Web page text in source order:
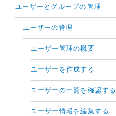
ユーザーとグループの管理
ユーザーの管理
ユーザー管理の概要
ユーザーを作成する
ユーザーの一覧を確認する
ユーザー情報を編集する